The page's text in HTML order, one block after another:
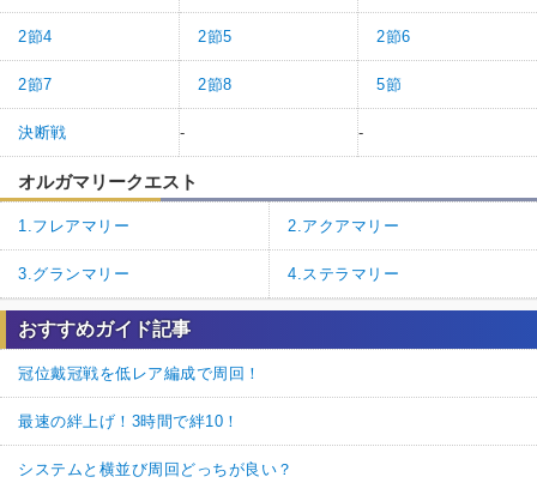
2節4 2節5 2節6
2節7 2節8 5節
決断戦 - -
オルガマリークエスト
1.フレアマリー 2.アクアマリー
3.グランマリー 4.ステラマリー
おすすめガイド記事
冠位戴冠戦を低レア編成で周回！
最速の絆上げ！3時間で絆10！
システムと横並び周回どっちが良い？